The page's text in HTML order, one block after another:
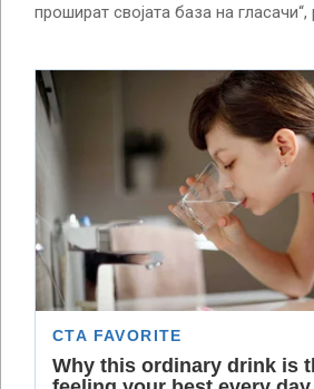
прошират својата база на